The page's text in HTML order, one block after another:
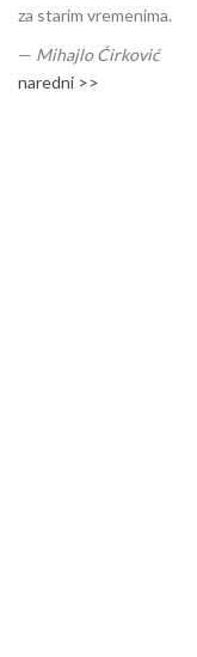
za starim vremenima.
— Mihajlo Ćirković
naredni >>